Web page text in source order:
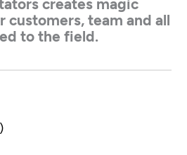
creates magic
customers, team and all
to the field.